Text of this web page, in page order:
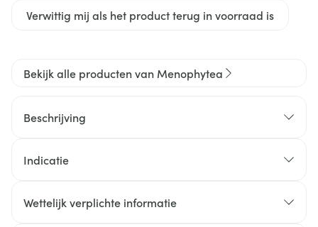
Verwittig mij als het product terug in voorraad is
Bekijk alle producten van Menophytea
Beschrijving
Indicatie
Wettelijk verplichte informatie